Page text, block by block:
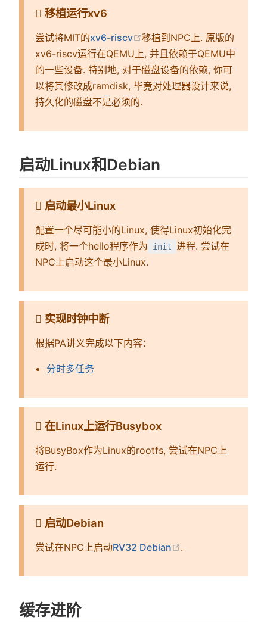
移植运行xv6
尝试将MIT的xv6-riscv 在新窗口中打开
移植到NPC上. 原版的
xv6-riscv运行在QEMU上, 并且依赖于QEMU中
的一些设备. 特别地, 对于磁盘设备的依赖, 你可
以将其修改成ramdisk, 毕竟对处理器设计来说,
持久化的磁盘不是必须的.
启动Linux和Debian
启动最小Linux
配置一个尽可能小的Linux, 使得Linux初始化完
成时, 将一个hello程序作为
init 进程. 尝试在
NPC上启动这个最小Linux.
实现时钟中断
根据PA讲义完成以下内容：
分时多任务
在Linux上运行Busybox
将BusyBox作为Linux的rootfs, 尝试在NPC上
运行.
启动Debian
尝试在NPC上启动RV32 Debian .
缓存进阶